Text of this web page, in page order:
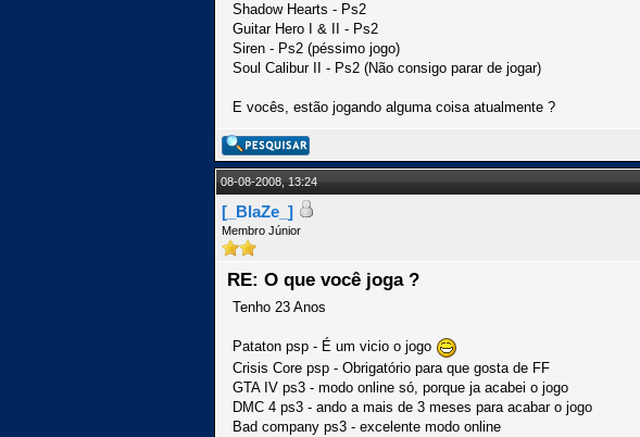
Shadow Hearts - Ps2
Guitar Hero I & II - Ps2
Siren - Ps2 (péssimo jogo)
Soul Calibur II - Ps2 (Não consigo parar de jogar)
E vocês, estão jogando alguma coisa atualmente ?
08-08-2008, 13:24
[_BlaZe_]
Membro Júnior
RE: O que você joga ?
Tenho 23 Anos
Pataton psp - É um vicio o jogo
Crisis Core psp - Obrigatório para que gosta de FF
GTA IV ps3 - modo online só, porque ja acabei o jogo
DMC 4 ps3 - ando a mais de 3 meses para acabar o jogo
Bad company ps3 - excelente modo online